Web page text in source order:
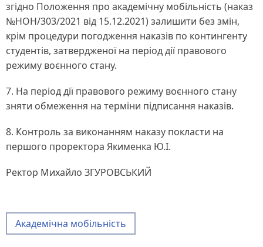
згідно Положення про академічну мобільність (наказ
№НОН/303/2021 від 15.12.2021) залишити без змін,
крім процедури погодження наказів по контингенту
студентів, затвердженої на період дії правового
режиму воєнного стану.
7. На період дії правового режиму воєнного стану
зняти обмеження на терміни підписання наказів.
8. Контроль за виконанням наказу покласти на
першого проректора Якименка Ю.І.
Ректор Михайло ЗГУРОВСЬКИЙ
Академічна мобільність